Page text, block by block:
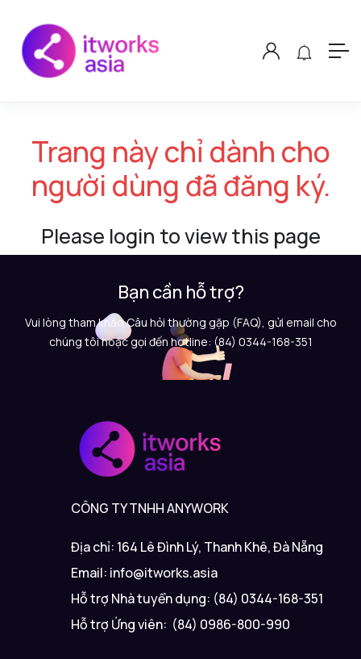
Trang này chỉ dành cho
người dùng đã đăng ký.
Please login to view this page
Bạn cần hỗ trợ?
Vui lòng tham khảo Câu hỏi thường gặp (FAQ), gửi email cho
chúng tôi hoặc gọi đến hotline: (84) 0344-168-351
CÔNG TY TNHH ANYWORK
Địa chỉ: 164 Lê Đình Lý, Thanh Khê, Đà Nẵng
Email: info@itworks.asia
Hỗ trợ Nhà tuyển dụng: (84) 0344-168-351
Hỗ trợ Ứng viên: (84) 0986-800-990